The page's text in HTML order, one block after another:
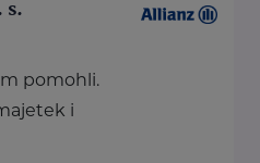
s.
pomohli.
i